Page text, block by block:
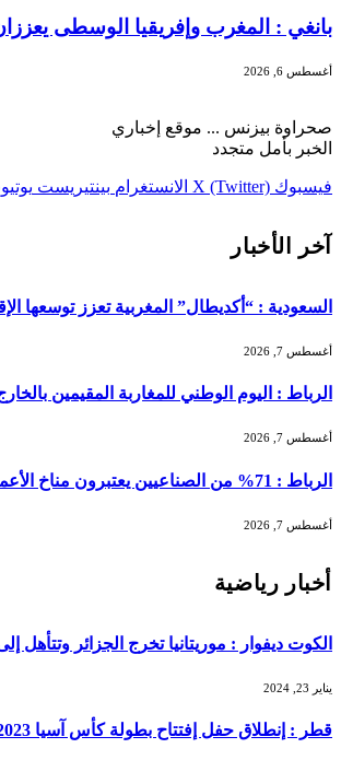
بانغي : المغرب وإفريقيا الوسطى
أغسطس 6, 2026
صحراوة بيزنس ... موقع إخباري
الخبر بأمل متجدد
فيسبوك X (Twitter) الانستغرام بينتيريست
آخر الأخبار
السعودية : “أكديطال” المغربية تعزز توسعها
أغسطس 7, 2026
الرباط : اليوم الوطني للمغاربة المقيمين
أغسطس 7, 2026
الرباط : 71% من الصناعيين يعتبرون مناخ الأعمال عادياً خلال الفصل الثاني من 2026 …
أغسطس 7, 2026
أخبار رياضية
الكوت ديفوار : موريتانيا تخرج الجزائر وتتأهل إلى
يناير 23, 2024
قطر : إنطلاق حفل إفتتاح بطولة كأس آسيا 2023 في ستاد لوسيل …